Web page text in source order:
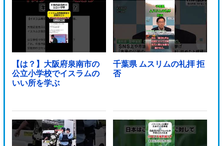
【は？】大阪府泉南市の
公立小学校でイスラムの
いい所を学ぶ
千葉県 ムスリムの礼拝 拒
否